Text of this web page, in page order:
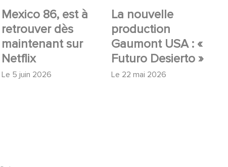
Mexico 86, est à
retrouver dès
maintenant sur
Netflix
Le 5 juin 2026
La nouvelle
production
Gaumont USA : «
Futuro Desierto »
Le 22 mai 2026